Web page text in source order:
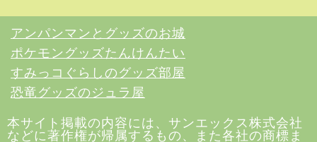
アンパンマンとグッズのお城
ポケモングッズたんけんたい
すみっコぐらしのグッズ部屋
恐竜グッズのジュラ屋
本サイト掲載の内容には、サンエックス株式会社
などに著作権が帰属するもの、また各社の商標ま